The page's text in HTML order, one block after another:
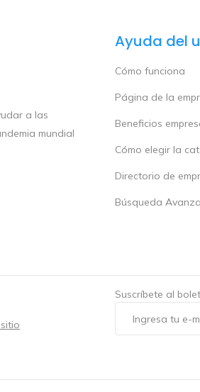
a las
mundial
Ayuda del
Cómo funciona
Página de la
Beneficios
Cómo elegir la
Directorio de
Búsqueda
Suscríbete al